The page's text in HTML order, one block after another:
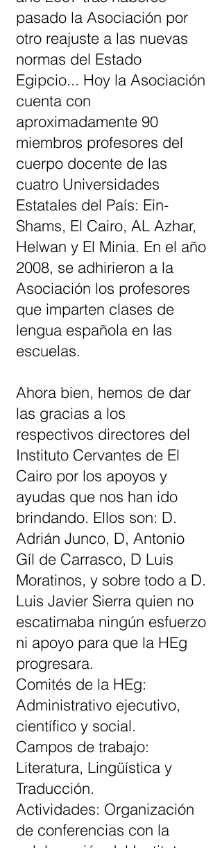
pasado la Asociación por
otro reajuste a las nuevas
normas del Estado
Egipcio... Hoy la Asociación
cuenta con
aproximadamente 90
miembros profesores del
cuerpo docente de las
cuatro Universidades
Estatales del País: Ein-
Shams, El Cairo, AL Azhar,
Helwan y El Minia. En el año
2008, se adhirieron a la
Asociación los profesores
que imparten clases de
lengua española en las
escuelas.
Ahora bien, hemos de dar
las gracias a los
respectivos directores del
Instituto Cervantes de El
Cairo por los apoyos y
ayudas que nos han ido
brindando. Ellos son: D.
Adrián Junco, D, Antonio
Gíl de Carrasco, D Luis
Moratinos, y sobre todo a D.
Luis Javier Sierra quien no
escatimaba ningún esfuerzo
ni apoyo para que la HEg
progresara.
Comités de la HEg:
Administrativo ejecutivo,
científico y social.
Campos de trabajo:
Literatura, Lingüística y
Traducción.
Actividades: Organización
de conferencias con la